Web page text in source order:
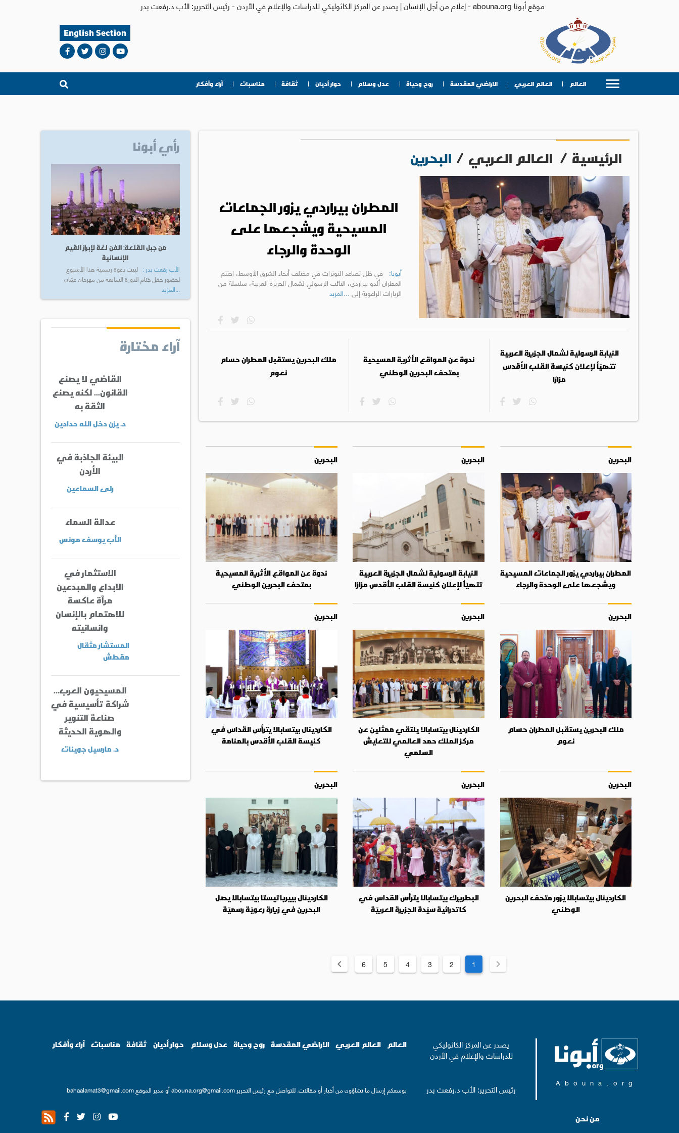
موقع أبونا abouna.org - إعلام من أجل الإنسان | يصدر عن المركز الكاثوليكي للدراسات والإعلام في الأردن - رئيس التحرير: الأب د.رفعت بدر
English Section
العالم العالم العربي الاراضي المقدسة روح وحياة عدل وسلام حوار أديان ثقافة مناسبات آراء وأفكار
الرئيسية / العالم العربي / البحرين
المطران بيراردي يزور الجماعات
المسيحية ويشجعها على
الوحدة والرجاء
أبونا: في ظل تصاعد التوترات في مختلف أنحاء الشرق الأوسط، اختتم
المطران ألدو بيراردي، النائب الرسولي لشمال الجزيرة العربية، سلسلة من
الزيارات الراعوية إلى ...المزيد
النيابة الرسولية لشمال الجزيرة العربية
تتهيّأ لإعلان كنيسة القلب الأقدس
مزارًا
ندوة عن المواقع الأثرية المسيحية
بمتحف البحرين الوطني
ملك البحرين يستقبل المطران حسام
نعوم
البحرين
المطران بيراردي يزور الجماعات المسيحية
ويشجعها على الوحدة والرجاء
البحرين
النيابة الرسولية لشمال الجزيرة العربية
تتهيّأ لإعلان كنيسة القلب الأقدس مزارًا
البحرين
ندوة عن المواقع الأثرية المسيحية
بمتحف البحرين الوطني
البحرين
ملك البحرين يستقبل المطران حسام
نعوم
البحرين
الكاردينال بيتسابالا يلتقي ممثلين عن
مركز الملك حمد العالمي للتعايش
السلمي
البحرين
الكاردينال بيتسابالا يترأس القداس في
كنيسة القلب الأقدس بالمنامة
البحرين
الكاردينال بيتسابالا يزور متحف البحرين
الوطني
البحرين
البطريرك بيتسابالا يترأس القداس في
كاتدرائية سيّدة الجزيرة العربيّة
البحرين
الكاردينال بييرباتيستا بيتسابالا يصل
البحرين في زيارة رعويّة رسميّة
1
2
3
4
5
6
رأي أبونا
من جبل القلعة: الفن لغة لإبراز القيم
الإنسانية
الأب رفعت بدر : لبيت دعوة رسمية هذا الأسبوع
لحضور حفل ختام الدورة السابعة من مهرجان عمّان
...المزيد
آراء مختارة
القاضي لا يصنع
القانون... لكنه يصنع
الثقة به
د. يزن دخل الله حدادين
البيئة الجاذبة في
الأردن
رلى السماعين
عدالة السماء
الأب يوسف مونس
الاستثمار في
الابداع والمبدعين
مرآة عاكسة
للاهتمام بالإنسان
وانسانيته
المستشار مثقال
مقطش
المسيحيون العرب…
شراكة تأسيسية في
صناعة التنوير
والهوية الحديثة
د. مارسيل جوينات
Abouna.org
يصدر عن المركز الكاثوليكي
للدراسات والإعلام في الأردن
رئيس التحرير: الأب د.رفعت بدر
العالم العالم العربي الاراضي المقدسة روح وحياة عدل وسلام حوار أديان ثقافة مناسبات آراء وأفكار
بوسعكم إرسال ما تشاؤون من أخبار أو مقالات. للتواصل مع رئيس التحريرabouna.org@gmail.comأو مدير الموقعbahaalamat3@gmail.com
من نحن